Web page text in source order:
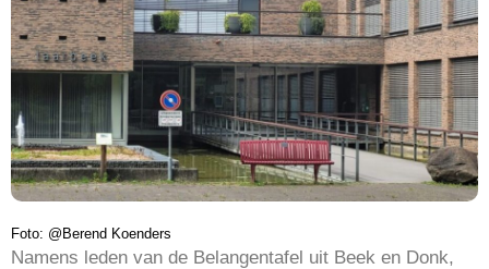
Foto: @Berend Koenders
Namens leden van de Belangentafel uit Beek en Donk,